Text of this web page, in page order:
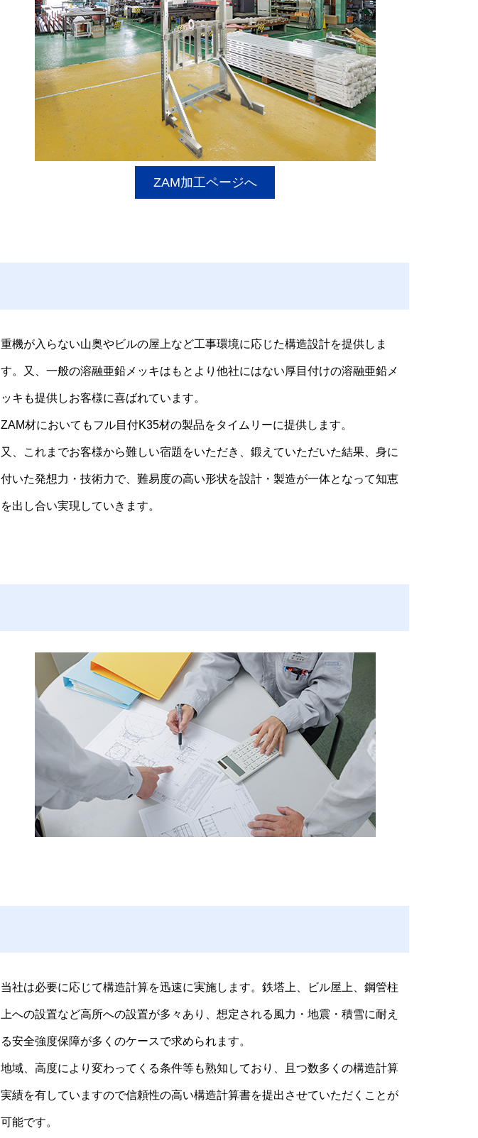
ZAM加工ページへ
重機が入らない山奥やビルの屋上など工事環境に応じた構造設計を提供しま
す。又、一般の溶融亜鉛メッキはもとより他社にはない厚目付けの溶融亜鉛メ
ッキも提供しお客様に喜ばれています。
ZAM材においてもフル目付K35材の製品をタイムリーに提供します。
又、これまでお客様から難しい宿題をいただき、鍛えていただいた結果、身に
付いた発想力・技術力で、難易度の高い形状を設計・製造が一体となって知恵
を出し合い実現していきます。
当社は必要に応じて構造計算を迅速に実施します。鉄塔上、ビル屋上、鋼管柱
上への設置など高所への設置が多々あり、想定される風力・地震・積雪に耐え
る安全強度保障が多くのケースで求められます。
地域、高度により変わってくる条件等も熟知しており、且つ数多くの構造計算
実績を有していますので信頼性の高い構造計算書を提出させていただくことが
可能です。